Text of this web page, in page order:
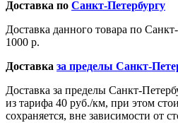
Доставка по Санкт-Петербургу
Доставка данного товара по
1000 р.
Доставка за пределы Санкт-
Доставка за пределы Санкт-
из тарифа 40 руб./км, при этом
сохраняется, вне зависимости от